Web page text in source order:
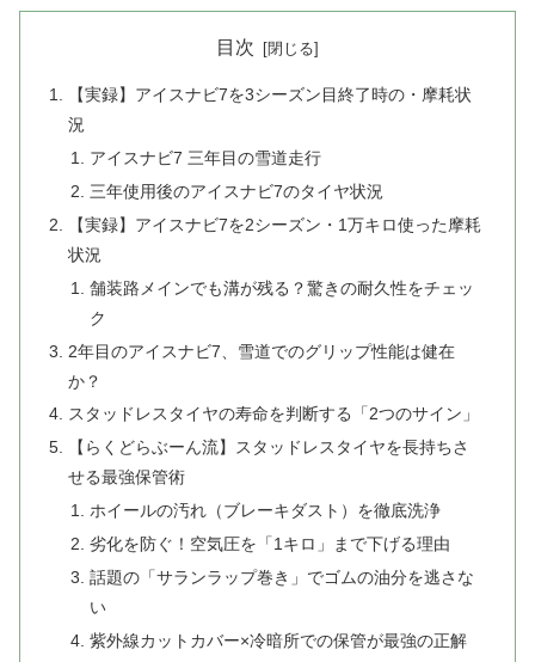
目次
【実録】アイスナビ7を3シーズン目終了時の・摩耗状
況
アイスナビ7 三年目の雪道走行
三年使用後のアイスナビ7のタイヤ状況
【実録】アイスナビ7を2シーズン・1万キロ使った摩耗
状況
舗装路メインでも溝が残る？驚きの耐久性をチェッ
ク
2年目のアイスナビ7、雪道でのグリップ性能は健在
か？
スタッドレスタイヤの寿命を判断する「2つのサイン」
【らくどらぶーん流】スタッドレスタイヤを長持ちさ
せる最強保管術
ホイールの汚れ（ブレーキダスト）を徹底洗浄
劣化を防ぐ！空気圧を「1キロ」まで下げる理由
話題の「サランラップ巻き」でゴムの油分を逃さな
い
紫外線カットカバー×冷暗所での保管が最強の正解